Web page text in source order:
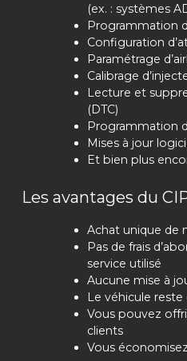
(ex. : systèmes
Programmation
Configuration
Paramétrage
Calibrage
Lecture et
(DTC)
Programmation
Mises à jour
Et bien plus
Les avantages du
Achat unique de
Pas de frais
service utilisé
Aucune mise à
Le véhicule
Vous pouvez
clients
Vous